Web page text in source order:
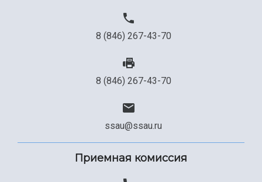
8 (846) 267-43-70
8 (846) 267-43-70
ssau@ssau.ru
Приемная комиссия